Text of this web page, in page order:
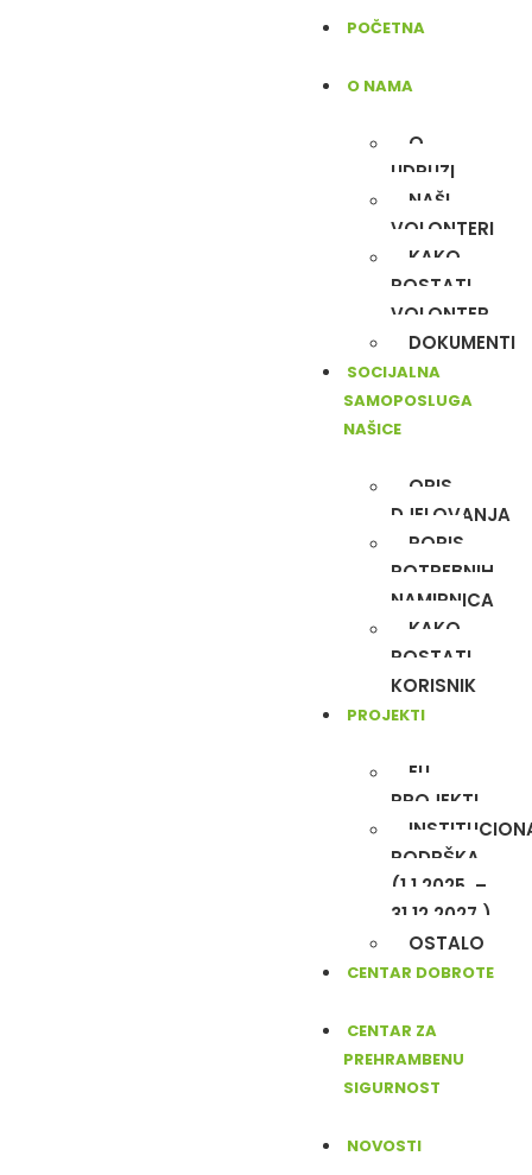
POČETNA
O NAMA
O
UDRUZI
NAŠI
VOLONTERI
KAKO
POSTATI
VOLONTER
DOKUMENTI
SOCIJALNA
SAMOPOSLUGA
NAŠICE
OPIS
DJELOVANJA
POPIS
POTREBNIH
NAMIRNICA
KAKO
POSTATI
KORISNIK
PROJEKTI
EU
PROJEKTI
PODRŠKA
(1.1.2025. –
31.12.2027.)
OSTALO
CENTAR DOBROTE
CENTAR ZA
PREHRAMBENU
SIGURNOST
NOVOSTI